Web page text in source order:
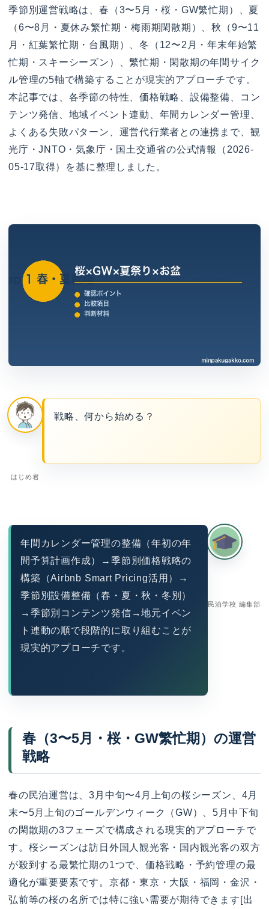
季節別運営戦略は、春（3〜5月・桜・GW繁忙期）、夏
（6〜8月・夏休み繁忙期・梅雨期閑散期）、秋（9〜11
月・紅葉繁忙期・台風期）、冬（12〜2月・年末年始繁
忙期・スキーシーズン）、繁忙期・閑散期の年間サイク
ル管理の5軸で構築することが現実的アプローチです。
本記事では、各季節の特性、価格戦略、設備整備、コン
テンツ発信、地域イベント連動、年間カレンダー管理、
よくある失敗パターン、運営代行業者との連携まで、観
光庁・JNTO・気象庁・国土交通省の公式情報（2026-
05-17取得）を基に整理しました。
はじめ君
戦略、何から始める？
民泊学校 編集部
年間カレンダー管理の整備（年初の年
間予算計画作成）→季節別価格戦略の
構築（Airbnb Smart Pricing活用）→
季節別設備整備（春・夏・秋・冬別）
→季節別コンテンツ発信→地元イベン
ト連動の順で段階的に取り組むことが
現実的アプローチです。
春（3〜5月・桜・GW繁忙期）の運営
戦略
春の民泊運営は、3月中旬〜4月上旬の桜シーズン、4月
末〜5月上旬のゴールデンウィーク（GW）、5月中下旬
の閑散期の3フェーズで構成される現実的アプローチで
す。桜シーズンは訪日外国人観光客・国内観光客の双方
が殺到する最繁忙期の1つで、価格戦略・予約管理の最
適化が重要要素です。京都・東京・大阪・福岡・金沢・
弘前等の桜の名所では特に強い需要が期待できます[出